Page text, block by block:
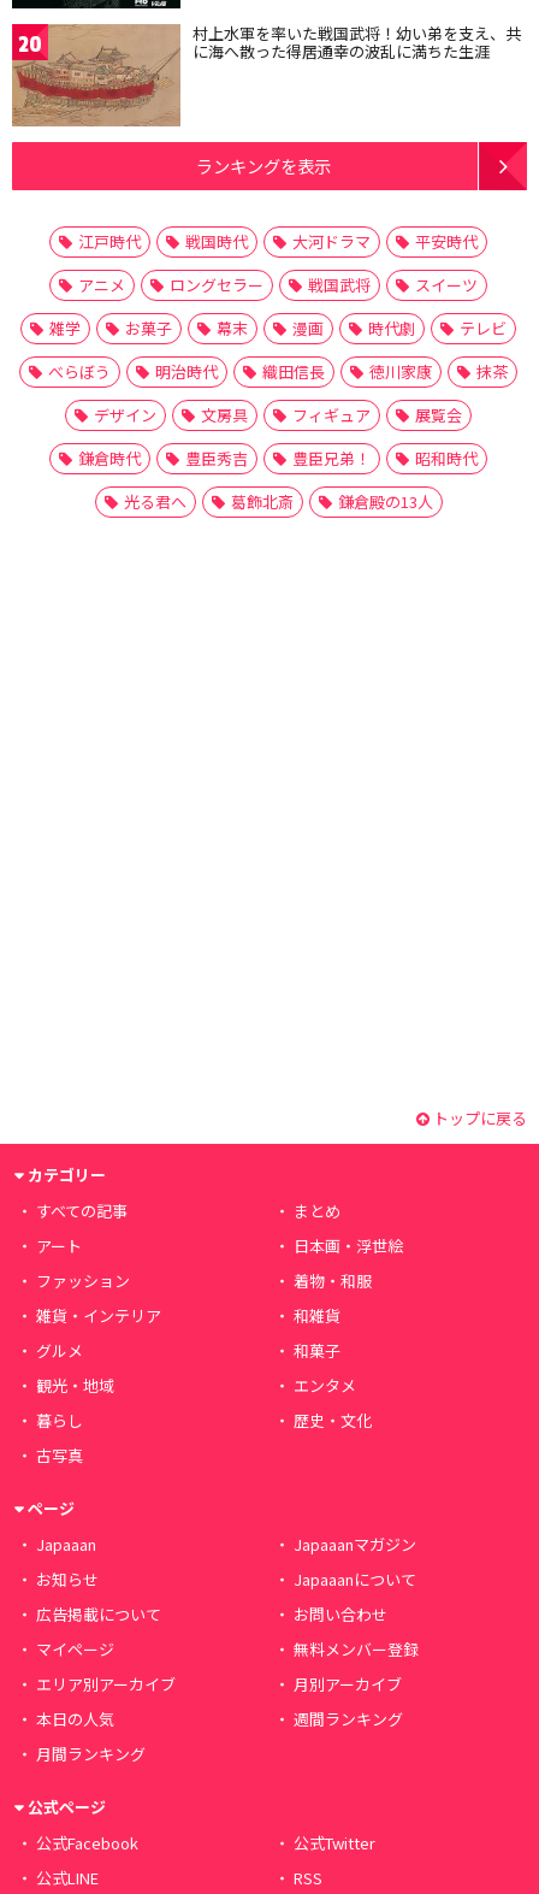
20 村上水軍を率いた戦国武将！幼い弟を支え、共
に海へ散った得居通幸の波乱に満ちた生涯
ランキングを表示
江戸時代 戦国時代 大河ドラマ
平安時代
アニメ
ロングセラー 戦国武将
スイーツ
雑学
お菓子 幕末 漫画 時代劇
テレビ
べらぼう
明治時代 織田信長 徳川家康
抹茶
デザイン
文房具 フィギュア
展覧会
鎌倉時代
豊臣秀吉 豊臣兄弟！
昭和時代
光る君へ
葛飾北斎 鎌倉殿の13人
トップに戻る
カテゴリー
すべての記事
まとめ
アート
日本画・浮世絵
ファッション
着物・和服
雑貨・インテリア
和雑貨
グルメ
和菓子
観光・地域
エンタメ
暮らし
歴史・文化
古写真
ページ
Japaaan
Japaaanマガジン
お知らせ
Japaaanについて
広告掲載について
お問い合わせ
マイページ
無料メンバー登録
エリア別アーカイブ
月別アーカイブ
本日の人気
週間ランキング
月間ランキング
公式ページ
公式Facebook
公式Twitter
公式LINE
RSS